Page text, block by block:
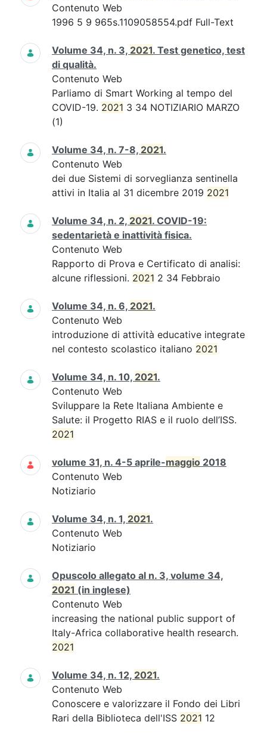
Contenuto Web
1996 5 9 965s.1109058554.pdf Full-Text
Volume 34, n. 3, 2021. Test genetico, test
di qualità.
Contenuto Web
Parliamo di Smart Working al tempo del
COVID-19. 2021 3 34 NOTIZIARIO MARZO
(1)
Volume 34, n. 7-8, 2021.
Contenuto Web
dei due Sistemi di sorveglianza sentinella
attivi in Italia al 31 dicembre 2019 2021
Volume 34, n. 2, 2021. COVID-19:
sedentarietà e inattività fisica.
Contenuto Web
Rapporto di Prova e Certificato di analisi:
alcune riflessioni. 2021 2 34 Febbraio
Volume 34, n. 6, 2021.
Contenuto Web
introduzione di attività educative integrate
nel contesto scolastico italiano 2021
Volume 34, n. 10, 2021.
Contenuto Web
Sviluppare la Rete Italiana Ambiente e
Salute: il Progetto RIAS e il ruolo dell’ISS.
2021
volume 31, n. 4-5 aprile-maggio 2018
Contenuto Web
Notiziario
Volume 34, n. 1, 2021.
Contenuto Web
Notiziario
Opuscolo allegato al n. 3, volume 34,
2021 (in inglese)
Contenuto Web
increasing the national public support of
Italy-Africa collaborative health research.
2021
Volume 34, n. 12, 2021.
Contenuto Web
Conoscere e valorizzare il Fondo dei Libri
Rari della Biblioteca dell'ISS 2021 12